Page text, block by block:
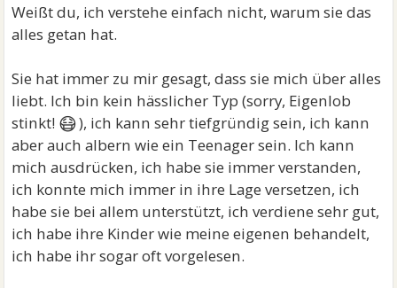
Weißt du, ich verstehe einfach nicht, warum sie das
alles getan hat.
Sie hat immer zu mir gesagt, dass sie mich über alles
liebt. Ich bin kein hässlicher Typ (sorry, Eigenlob
stinkt! 😷), ich kann sehr tiefgründig sein, ich kann
aber auch albern wie ein Teenager sein. Ich kann
mich ausdrücken, ich habe sie immer verstanden,
ich konnte mich immer in ihre Lage versetzen, ich
habe sie bei allem unterstützt, ich verdiene sehr gut,
ich habe ihre Kinder wie meine eigenen behandelt,
ich habe ihr sogar oft vorgelesen.